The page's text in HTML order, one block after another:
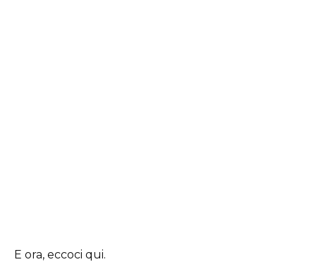
E ora, eccoci qui.